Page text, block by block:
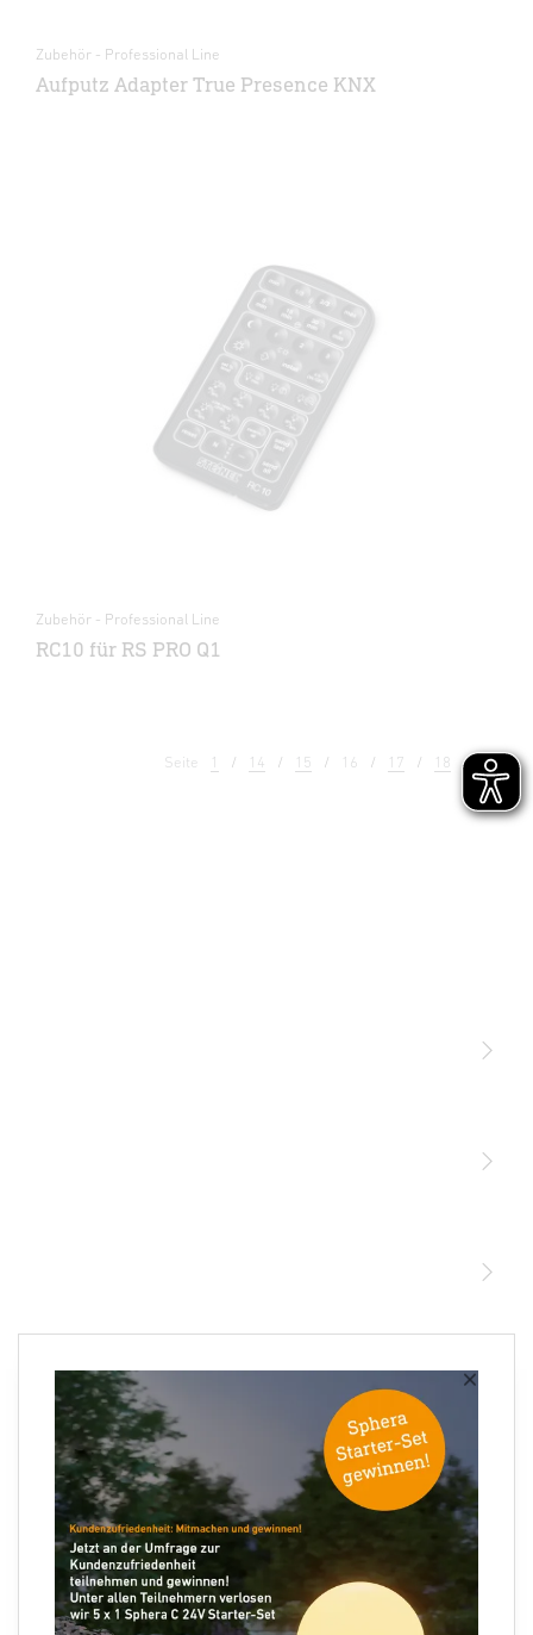
×
Zubehör - Professional Line
Aufputz Adapter True Presence KNX
Zubehör - Professional Line
RC10 für RS PRO Q1
Seite 1 14 15 16 17 18 19
Ihre E-Mail Adresse
Folgen Sie uns